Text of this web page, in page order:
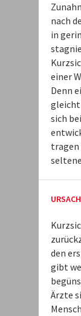
nach
in
einer
Denn
sich
tragen
den
gibt
Ärzte